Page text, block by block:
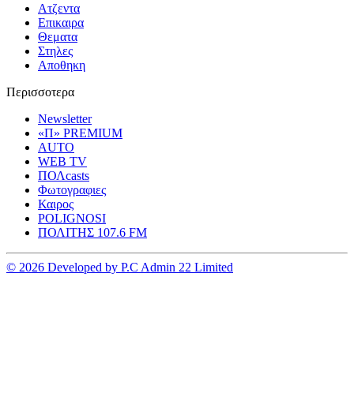
Ατζεντα
Επικαιρα
Θεματα
Στηλες
Αποθηκη
Περισσοτερα
Newsletter
«Π» PREMIUM
AUTO
WEB TV
ΠΟΛcasts
Φωτογραφιες
Καιρος
POLIGNOSI
ΠΟΛΙΤΗΣ 107.6 FM
© 2026 Developed by P.C Admin 22 Limited